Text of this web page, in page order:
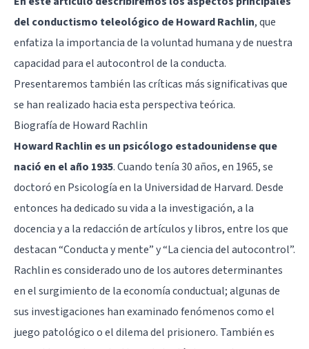
del conductismo teleológico de Howard Rachlin, que
enfatiza la importancia de la voluntad humana y de nuestra
capacidad para el autocontrol de la conducta.
Presentaremos también las críticas más significativas que
se han realizado hacia esta perspectiva teórica.
Biografía de Howard Rachlin
Howard Rachlin es un psicólogo estadounidense que
nació en el año 1935. Cuando tenía 30 años, en 1965, se
doctoró en Psicología en la Universidad de Harvard. Desde
entonces ha dedicado su vida a la investigación, a la
docencia y a la redacción de artículos y libros, entre los que
destacan “Conducta y mente” y “La ciencia del autocontrol”.
Rachlin es considerado uno de los autores determinantes
en el surgimiento de la economía conductual; algunas de
sus investigaciones han examinado fenómenos como el
juego patológico o el dilema del prisionero. También es